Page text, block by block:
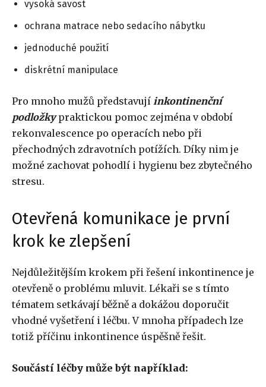
vysoká savost
ochrana matrace nebo sedacího nábytku
jednoduché použití
diskrétní manipulace
Pro mnoho mužů představují inkontinenční
podložkypraktickou pomoc zejména v období
rekonvalescence po operacích nebo při
přechodných zdravotních potížích. Díky nim je
možné zachovat pohodlí i hygienu bez zbytečného
stresu.
Otevřená komunikace je první
krok ke zlepšení
Nejdůležitějším krokem při řešení inkontinence je
otevřeně o problému mluvit. Lékaři se s tímto
tématem setkávají běžně a dokážou doporučit
vhodné vyšetření i léčbu. V mnoha případech lze
totiž příčinu inkontinence úspěšně řešit.
Součástí léčby může být například: